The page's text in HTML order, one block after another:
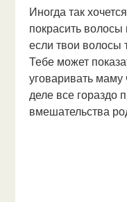
Иногда так
покрасить
если твои волосы
Тебе может
уговаривать
деле все гораздо
вмешательства